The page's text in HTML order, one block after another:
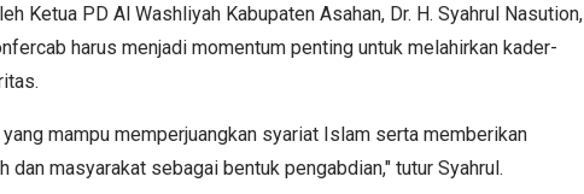
Ketua PD Al Washliyah Kabupaten Asahan, Dr. H. Syahrul Nasution,
harus menjadi momentum penting untuk melahirkan kader-
mampu memperjuangkan syariat Islam serta memberikan
masyarakat sebagai bentuk pengabdian," tutur Syahrul.